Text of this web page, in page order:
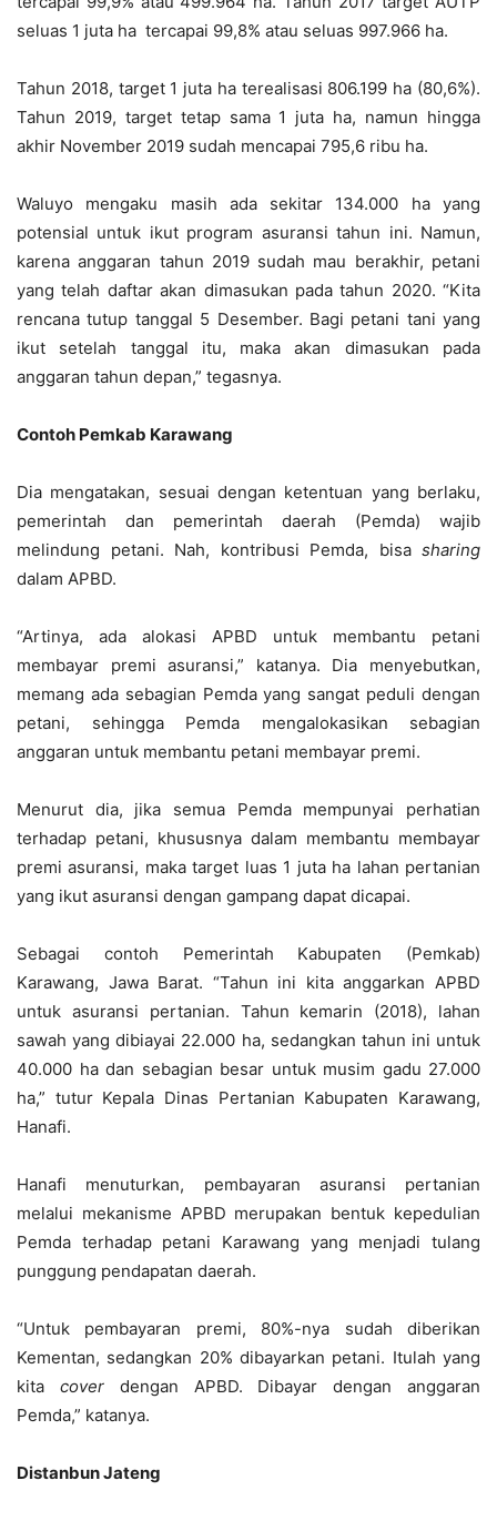
seluas 1 juta ha tercapai 99,8% atau seluas 997.966 ha.
Tahun 2018, target 1 juta ha terealisasi 806.199 ha (80,6%).
Tahun 2019, target tetap sama 1 juta ha, namun hingga
akhir November 2019 sudah mencapai 795,6 ribu ha.
Waluyo mengaku masih ada sekitar 134.000 ha yang
potensial untuk ikut program asuransi tahun ini. Namun,
karena anggaran tahun 2019 sudah mau berakhir, petani
yang telah daftar akan dimasukan pada tahun 2020. “Kita
rencana tutup tanggal 5 Desember. Bagi petani tani yang
ikut setelah tanggal itu, maka akan dimasukan pada
anggaran tahun depan,” tegasnya.
Contoh Pemkab Karawang
Dia mengatakan, sesuai dengan ketentuan yang berlaku,
pemerintah dan pemerintah daerah (Pemda) wajib
melindung petani. Nah, kontribusi Pemda, bisa sharing
dalam APBD.
“Artinya, ada alokasi APBD untuk membantu petani
membayar premi asuransi,” katanya. Dia menyebutkan,
memang ada sebagian Pemda yang sangat peduli dengan
petani, sehingga Pemda mengalokasikan sebagian
anggaran untuk membantu petani membayar premi.
Menurut dia, jika semua Pemda mempunyai perhatian
terhadap petani, khususnya dalam membantu membayar
premi asuransi, maka target luas 1 juta ha lahan pertanian
yang ikut asuransi dengan gampang dapat dicapai.
Sebagai contoh Pemerintah Kabupaten (Pemkab)
Karawang, Jawa Barat. “Tahun ini kita anggarkan APBD
untuk asuransi pertanian. Tahun kemarin (2018), lahan
sawah yang dibiayai 22.000 ha, sedangkan tahun ini untuk
40.000 ha dan sebagian besar untuk musim gadu 27.000
ha,” tutur Kepala Dinas Pertanian Kabupaten Karawang,
Hanafi.
Hanafi menuturkan, pembayaran asuransi pertanian
melalui mekanisme APBD merupakan bentuk kepedulian
Pemda terhadap petani Karawang yang menjadi tulang
punggung pendapatan daerah.
“Untuk pembayaran premi, 80%-nya sudah diberikan
Kementan, sedangkan 20% dibayarkan petani. Itulah yang
kita coverdengan APBD. Dibayar dengan anggaran
Pemda,” katanya.
Distanbun Jateng